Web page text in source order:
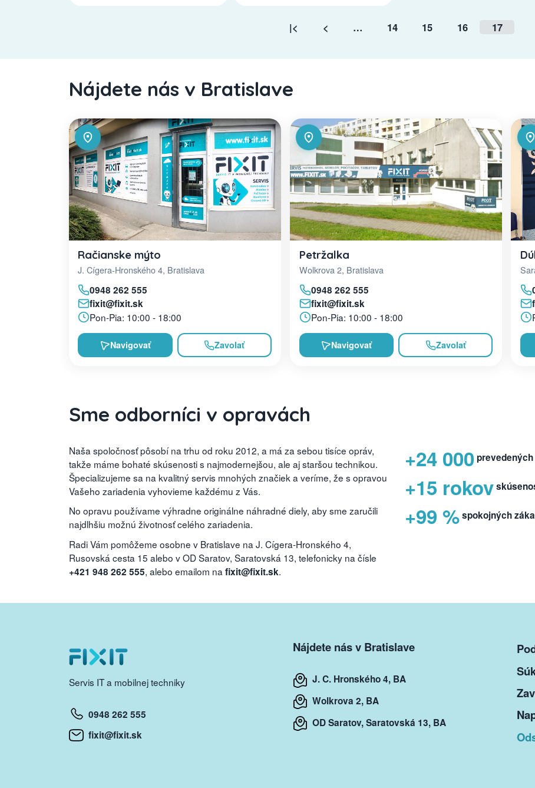
|< < … 14 15 16 17
Nájdete nás v Bratislave
Račianske mýto
J. Cígera-Hronského 4, Bratislava
0948 262 555
fixit@fixit.sk
Pon-Pia: 10:00 - 18:00
Navigovať Zavolať
Petržalka
Wolkrova 2, Bratislava
0948 262 555
fixit@fixit.sk
Pon-Pia: 10:00 - 18:00
Navigovať Zavolať
Sme odborníci v opravách
Naša spoločnosť pôsobí na trhu od roku 2012, a má za sebou tisíce opráv,
takže máme bohaté skúsenosti s najmodernejšou, ale aj staršou technikou.
Špecializujeme sa na kvalitný servis mnohých značiek a veríme, že s opravou
Vašeho zariadenia vyhovieme každému z Vás.
No opravu používame výhradne originálne náhradné diely, aby sme zaručili
najdlhšiu možnú životnosť celého zariadenia.
Radi Vám pomôžeme osobne v Bratislave na J. Cígera-Hronského 4,
Rusovská cesta 15 alebo v OD Saratov, Saratovská 13, telefonicky na čísle
+421 948 262 555, alebo emailom na fixit@fixit.sk.
+24 000
+15 rokov
+99 %spokojných
Servis IT a mobilnej techniky
0948 262 555
fixit@fixit.sk
Nájdete nás v Bratislave
J. C. Hronského 4, BA
Wolkrova 2, BA
OD Saratov, Saratovská 13, BA